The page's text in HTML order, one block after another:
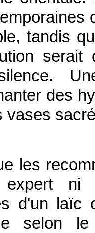
tandis
des
vases
les
expert ni
d'un laïc
selon